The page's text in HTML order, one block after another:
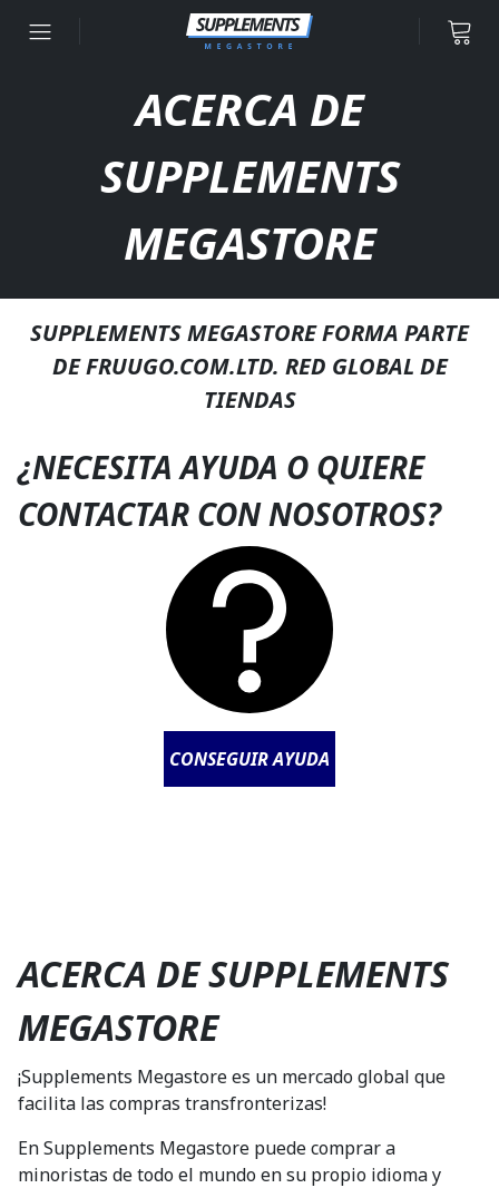
Ir al contenido
ACERCA DE
SUPPLEMENTS
MEGASTORE
SUPPLEMENTS MEGASTORE FORMA PARTE
DE FRUUGO.COM.LTD. RED GLOBAL DE
TIENDAS
¿NECESITA AYUDA O QUIERE
CONTACTAR CON NOSOTROS?
CONSEGUIR AYUDA
ACERCA DE SUPPLEMENTS
MEGASTORE
¡Supplements Megastore es un mercado global que
facilita las compras transfronterizas!
En Supplements Megastore puede comprar a
minoristas de todo el mundo en su propio idioma y